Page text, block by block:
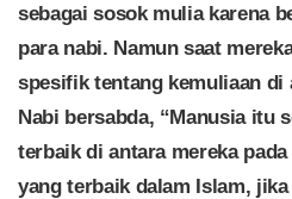
sebagai sosok mulia karena
para nabi. Namun saat
spesifik tentang kemuliaan di
Nabi bersabda, “Manusia itu
terbaik di antara mereka
yang terbaik dalam Islam,